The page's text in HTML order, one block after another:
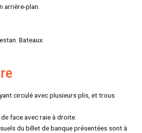
arrière-plan.
Bateaux.
circulé avec plusieurs plis, et trous
face avec raie à droite.
du billet de banque présentées sont à